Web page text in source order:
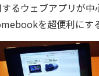
ウェブアプリが
を超便利にす